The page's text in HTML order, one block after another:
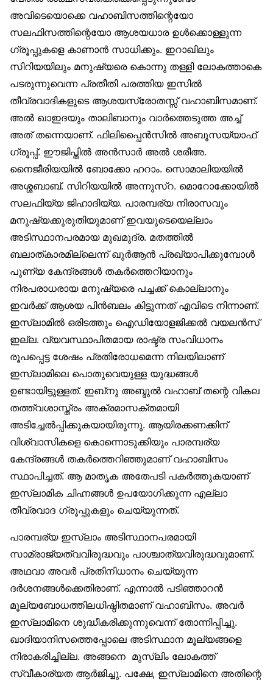
അവിടെയൊക്കെ വഹാബിസത്തിന്റെയോ
സലഫിസത്തിന്റെയോ ആശയധാര ഉള്‍ക്കൊള്ളുന്ന
ഗ്രൂപ്പുകളെ കാണാന്‍ സാധിക്കും. ഇറാഖിലും
സിറിയയിലും മനുഷ്യരെ കൊന്നു തള്ളി ലോകത്താകെ
പടരുന്നുവെന്ന പ്രതീതി പരത്തിയ ഇസില്‍
തീവ്രവാദികളുടെ ആശയസ്രോതസ്സ് വഹാബിസമാണ്.
അല്‍ ഖാഇദയും താലിബാനും വാര്‍ത്തെടുത്ത അച്ച്
അത് തന്നെയാണ്. ഫിലിപ്പൈന്‍സില്‍ അബൂസയ്യാഫ്
ഗ്രൂപ്പ്. ഈജിപ്തില്‍ അന്‍സാര്‍ അല്‍ ശരീഅ.
നൈജീരിയയില്‍ ബോക്കോ ഹറാം. സൊമാലിയയില്‍
അശ്ശബാബ്. സിറിയയില്‍ അന്നുസ്‌റ. മൊറോക്കോയില്‍
സലഫിയ്യ ജിഹാദിയ്യ. പാരമ്പര്യ നിരാസവും
മനുഷ്യക്കുരുതിയുമാണ് ഇവയുടെയെല്ലാം
അടിസ്ഥാനപരമായ മുഖമുദ്ര. മതത്തില്‍
ബലാത്കാരമില്ലെന്ന് ഖുര്‍ആന്‍ പ്രഖ്യാപിക്കുമ്പോള്‍
പുണ്യ കേന്ദ്രങ്ങള്‍ തകര്‍ത്തെറിയാനും
നിരപരാധരായ മനുഷ്യരെ പച്ചക്ക് കൊല്ലാനും
ഇവര്‍ക്ക് ആശയ പിന്‍ബലം കിട്ടുന്നത് എവിടെ നിന്നാണ്.
ഇസ്‌ലാമില്‍ ഒരിടത്തും ഐഡിയോളജിക്കല്‍ വയലന്‍സ്
ഇല്ല. വ്യവസ്ഥാപിതമായ രാഷ്ട്ര സംവിധാനം
രൂപപ്പെട്ട ശേഷം പ്രതിരോധമെന്ന നിലയിലാണ്
ഇസ്‌ലാമിലെ പൊതുവെയുള്ള യുദ്ധങ്ങള്‍
ഉണ്ടായിട്ടുള്ളത്. ഇബ്‌നു അബ്ദുല്‍ വഹാബ് തന്റെ വികല
തത്ത്വശാസ്ത്രം അക്രമാസക്തമായി
അടിച്ചേല്‍പ്പിക്കുകയായിരുന്നു. ആയിരക്കണക്കിന്
വിശ്വാസികളെ കൊന്നൊടുക്കിയും പാരമ്പര്യ
കേന്ദ്രങ്ങള്‍ തകര്‍ത്തെറിഞ്ഞുമാണ് വഹാബിസം
സ്ഥാപിച്ചത്. ആ മാതൃക അതേപടി പകര്‍ത്തുകയാണ്
ഇസ്‌ലാമിക ചിഹ്നങ്ങള്‍ ഉപയോഗിക്കുന്ന എല്ലാ
തീവ്രവാദ ഗ്രൂപ്പുകളും ചെയ്യുന്നത്.
പാരമ്പര്യ ഇസ്‌ലാം അടിസ്ഥാനപരമായി
സാമ്രാജ്യത്വവിരുദ്ധവും പാശ്ചാത്യവിരുദ്ധവുമാണ്.
അഥവാ അവര്‍ പ്രതിനിധാനം ചെയ്യുന്ന
ദര്‍ശനങ്ങള്‍ക്കെതിരാണ്. എന്നാല്‍ പടിഞ്ഞാറന്‍
മൂല്യബോധത്തിലധിഷ്ഠിതമാണ് വഹാബിസം. അവര്‍
ഇസ്‌ലാമിനെ ശുദ്ധീകരിക്കുന്നുവെന്ന് തോന്നിപ്പിച്ചു.
ഖാദിയാനിസത്തെപ്പോലെ അടിസ്ഥാന മൂല്യങ്ങളെ
നിരാകരിച്ചില്ല. അങ്ങനെ മുസ്‌ലിം ലോകത്ത്
സ്വീകാര്യത ആര്‍ജിച്ചു. പക്ഷേ, ഇസ്‌ലാമിനെ അതിന്റെ